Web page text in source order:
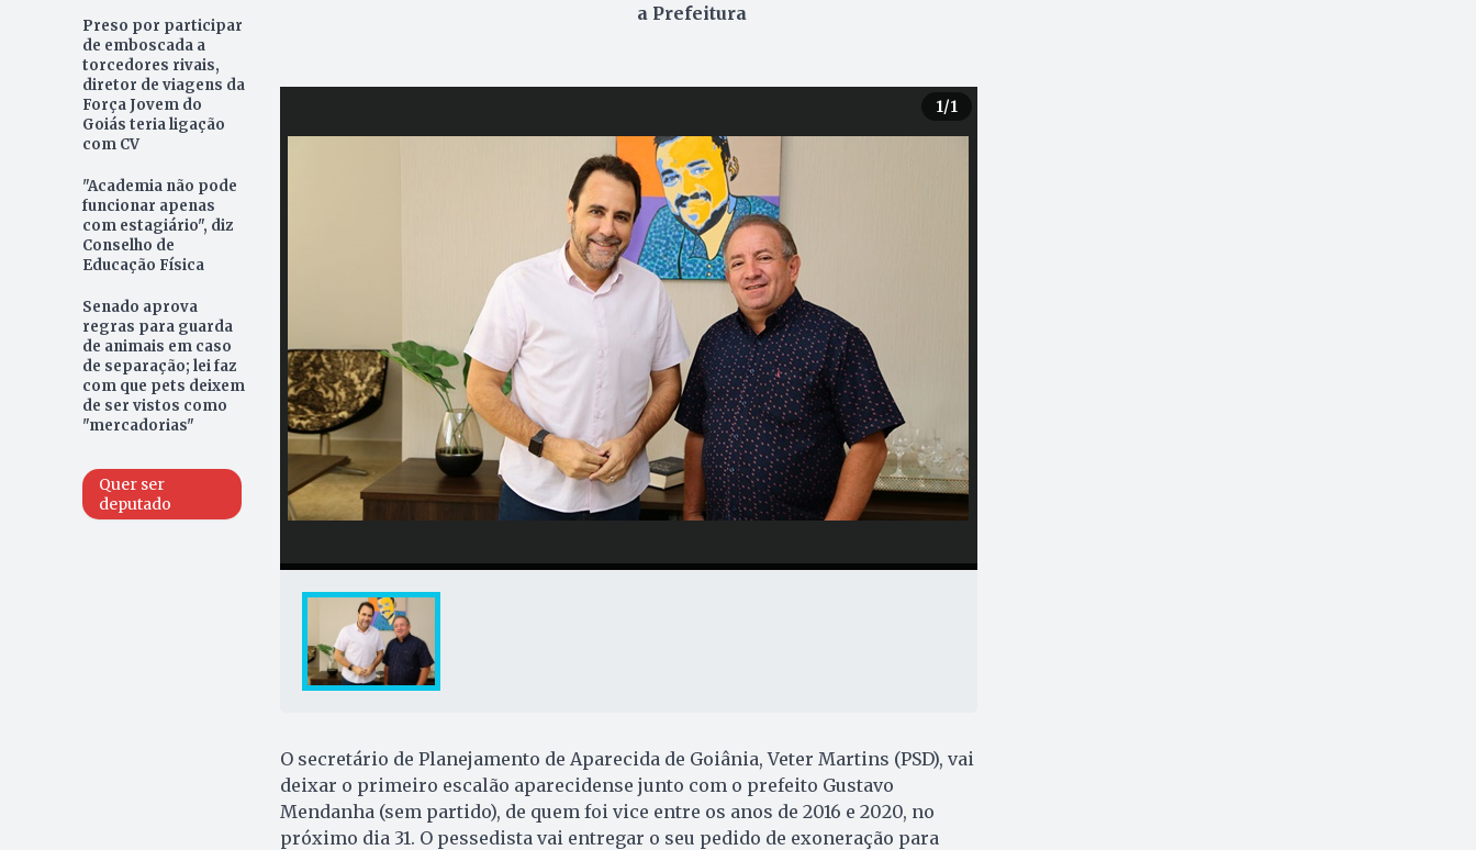
Preso por participar
de emboscada a
torcedores rivais,
diretor de viagens da
Força Jovem do
Goiás teria ligação
com CV
"Academia não pode
funcionar apenas
com estagiário", diz
Conselho de
Educação Física
Senado aprova
regras para guarda
de animais em caso
de separação; lei faz
com que pets deixem
de ser vistos como
"mercadorias"
Quer ser
deputado
a Prefeitura
1/1
O secretário de Planejamento de Aparecida de Goiânia, Veter Martins (PSD), vai
deixar o primeiro escalão aparecidense junto com o prefeito Gustavo
Mendanha (sem partido), de quem foi vice entre os anos de 2016 e 2020, no
próximo dia 31. O pessedista vai entregar o seu pedido de exoneração para